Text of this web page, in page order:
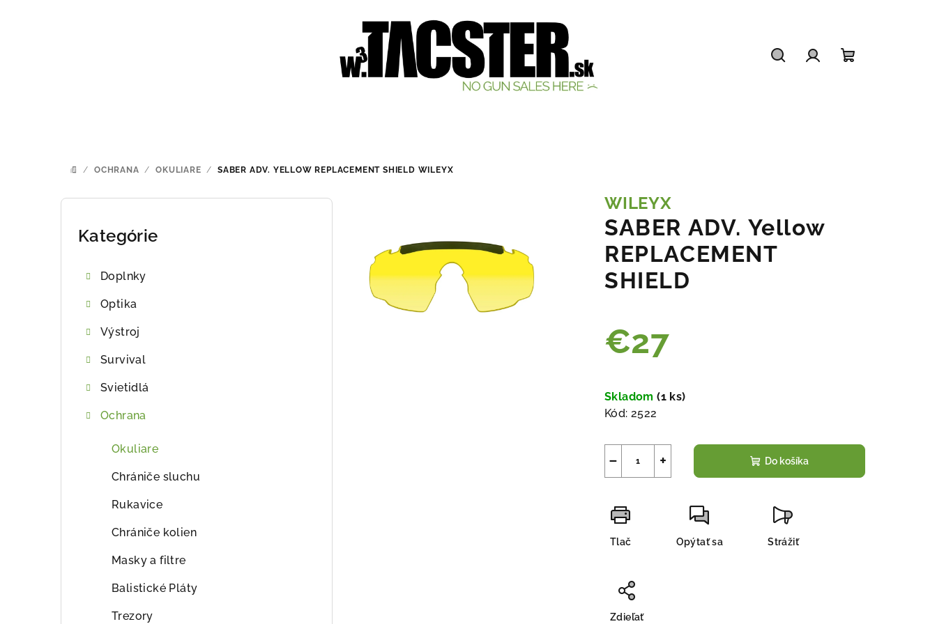
DOMOV
/ OCHRANA / OKULIARE / SABER ADV. YELLOW REPLACEMENT SHIELD WILEYX
B
Preskočiť
Kategórie
Doplnky
Optika
Výstroj
Survival
Svietidlá
Ochrana
Okuliare
Chrániče sluchu
Rukavice
Chrániče kolien
Masky a filtre
Balistické Pláty
Trezory
WILEYX
SABER ADV. Yellow
REPLACEMENT
SHIELD
€27
cena:
Skladom(1 ks)
Kód: 2522
+
− Do košíka
Tlač Opýtať sa Strážiť
Zdieľať